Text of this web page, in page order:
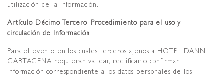
utilización de la información.
Artículo Décimo Tercero. Procedimiento para el uso y
circulación de Información
Para el evento en los cuales terceros ajenos a HOTEL DANN
CARTAGENA requieran validar, rectificar o confirmar
información correspondiente a los datos personales de los